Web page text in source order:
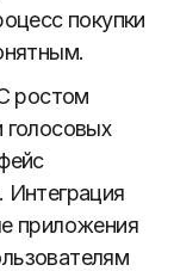
покупки
ростом
голосовых
Интеграция
приложения